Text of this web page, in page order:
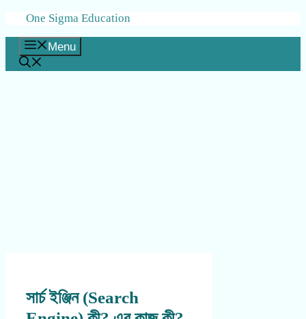
Skip
content
One Sigma Education
Menu
সার্চ ইঞ্জিন (Search